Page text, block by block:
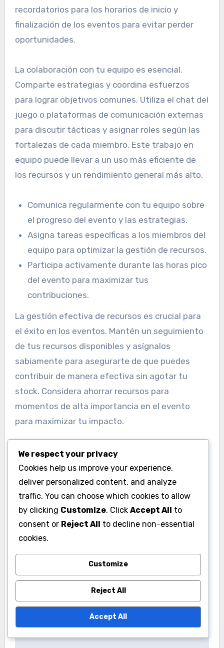
recordatorios para los horarios de inicio y
finalización de los eventos para evitar perder
oportunidades.
La colaboración con tu equipo es esencial.
Comparte estrategias y coordina esfuerzos
para lograr objetivos comunes. Utiliza el chat del
juego o plataformas de comunicación externas
para discutir tácticas y asignar roles según las
fortalezas de cada miembro. Este trabajo en
equipo puede llevar a un uso más eficiente de
los recursos y un rendimiento general más alto.
Comunica regularmente con tu equipo sobre
el progreso del evento y las estrategias.
Asigna tareas específicas a los miembros del
equipo para optimizar la gestión de recursos.
Participa activamente durante las horas pico
del evento para maximizar tus
contribuciones.
La gestión efectiva de recursos es crucial para
el éxito en los eventos. Mantén un seguimiento
de tus recursos disponibles y asígnalos
sabiamente para asegurarte de que puedes
contribuir de manera efectiva sin agotar tu
stock. Considera ahorrar recursos para
momentos de alta importancia en el evento
para maximizar tu impacto.
Involucrarte con la comunidad también puede
mejorar tu experiencia en el evento. Participa en
discusiones, comparte consejos y aprende de
otros. Esto no solo te ayuda a mejorar tus
estrategias, sino que también fomenta un
sentido de camaradería, haciendo que los
eventos sean más agradables y gratificantes
para todos los involucrados.
Post
We respect your privacy
Cookies help us improve your experience,
deliver personalized content, and analyze
traffic. You can choose which cookies to allow
by clicking Customize. Click Accept All to
consent or Reject All to decline non-essential
cookies.
Customize
Reject All
Accept All